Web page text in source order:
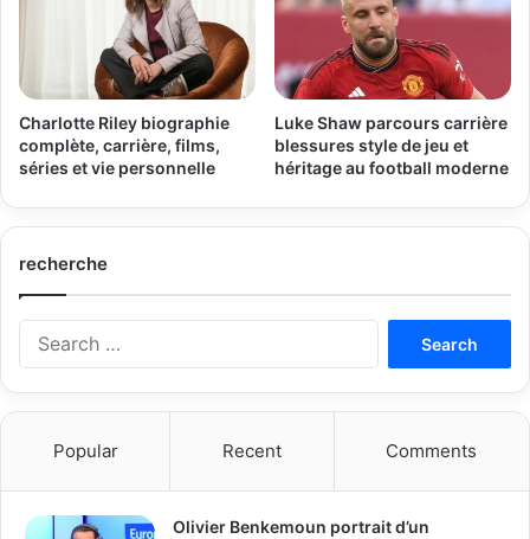
Charlotte Riley biographie
complète, carrière, films,
séries et vie personnelle
Luke Shaw parcours carrière
blessures style de jeu et
héritage au football moderne
recherche
Popular Recent Comments
Olivier Benkemoun portrait d’un